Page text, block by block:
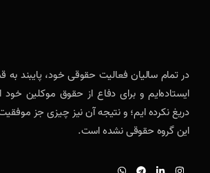
در تمام سالیان فعالیت حقوقی خود، پایبند به
ایستاده‌ایم و برای دفاع از حقوق موکلین خود
دریغ نکرده ایم؛ و نتیجه آن نیز چیزی جز موفقیت
این گروه حقوقی نشده است.